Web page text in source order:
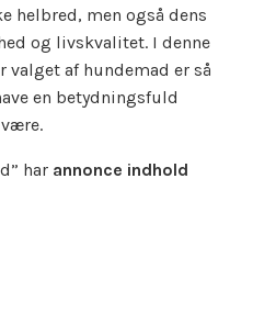
helbred, men også dens
og livskvalitet. I denne
af hundemad er så
en betydningsfuld
har annonce indhold